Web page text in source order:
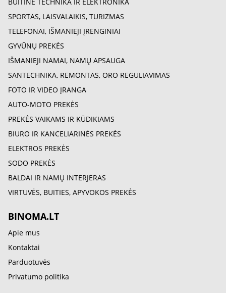
SPORTAS, LAISVALAIKIS, TURIZMAS
TELEFONAI, IŠMANIEJI ĮRENGINIAI
GYVŪNŲ PREKĖS
IŠMANIEJI NAMAI, NAMŲ APSAUGA
SANTECHNIKA, REMONTAS, ORO REGULIAVIMAS
FOTO IR VIDEO ĮRANGA
AUTO-MOTO PREKĖS
PREKĖS VAIKAMS IR KŪDIKIAMS
BIURO IR KANCELIARINĖS PREKĖS
ELEKTROS PREKĖS
SODO PREKĖS
BALDAI IR NAMŲ INTERJERAS
VIRTUVĖS, BUITIES, APYVOKOS PREKĖS
BINOMA.LT
Apie mus
Kontaktai
Parduotuvės
Privatumo politika